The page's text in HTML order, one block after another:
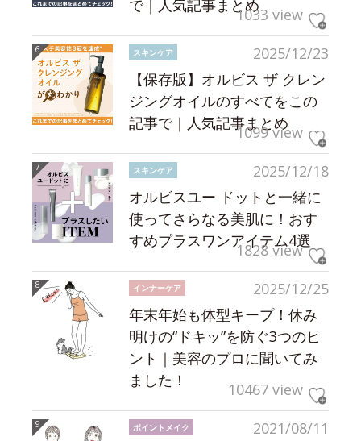
で｜人気記事まとめ1033 view
2025/12/23
スキンケア
【保存版】オルビス ザ クレン
ジングオイルのすべてをこの
記事で｜人気記事まとめ
1099 view
2025/12/18
スキンケア
オルビスユー ドットと一緒に
使ってさらなる美肌に！おす
すめプラスワンアイテム4選
1828 view
2025/12/25
インナーケア
年末年始も体型キープ！休み
明けの“ドキッ”を防ぐ3つのヒ
ント｜美容のプロに聞いてみ
ました！
10467 view
2021/08/11
ポイントメイク